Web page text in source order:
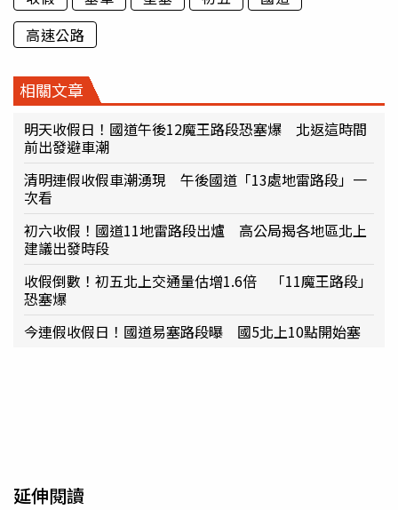
高速公路
相關文章
明天收假日！國道午後12魔王路段恐塞爆 北返這時間
前出發避車潮
清明連假收假車潮湧現 午後國道「13處地雷路段」一
次看
初六收假！國道11地雷路段出爐 高公局揭各地區北上
建議出發時段
收假倒數！初五北上交通量估增1.6倍 「11魔王路段」
恐塞爆
今連假收假日！國道易塞路段曝 國5北上10點開始塞
延伸閱讀